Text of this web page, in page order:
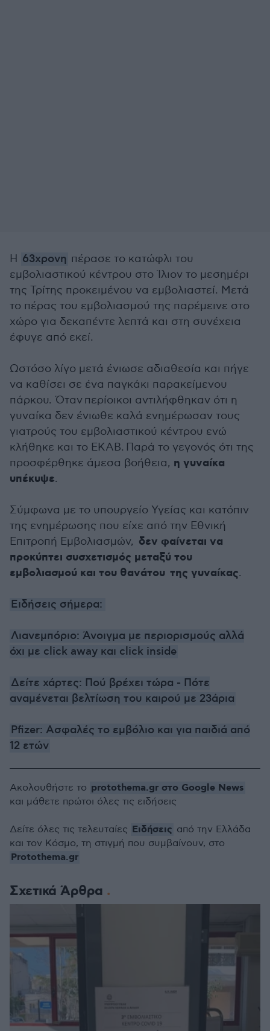
Η 63χρονη πέρασε το κατώφλι του
εμβολιαστικού κέντρου στο Ίλιον το μεσημέρι
της Τρίτης προκειμένου να εμβολιαστεί. Μετά
το πέρας του εμβολιασμού της παρέμεινε στο
χώρο για δεκαπέντε λεπτά και στη συνέχεια
έφυγε από εκεί.
Ωστόσο λίγο μετά ένιωσε αδιαθεσία και πήγε
να καθίσει σε ένα παγκάκι παρακείμενου
πάρκου. Όταν περίοικοι αντιλήφθηκαν ότι η
γυναίκα δεν ένιωθε καλά ενημέρωσαν τους
γιατρούς του εμβολιαστικού κέντρου ενώ
κλήθηκε και το ΕΚΑΒ. Παρά το γεγονός ότι της
προσφέρθηκε άμεσα βοήθεια, η γυναίκα
υπέκυψε.
Σύμφωνα με το υπουργείο Υγείας και κατόπιν
της ενημέρωσης που είχε από την Εθνική
Επιτροπή Εμβολιασμών, δεν φαίνεται να
προκύπτει συσχετισμός μεταξύ του
εμβολιασμού και του θανάτου της γυναίκας.
Ειδήσεις σήμερα:
Λιανεμπόριο: Άνοιγμα με περιορισμούς αλλά
όχι με click away και click inside
Δείτε χάρτες: Πού βρέχει τώρα - Πότε
αναμένεται βελτίωση του καιρού με 23άρια
Pfizer: Ασφαλές το εμβόλιο και για παιδιά από
12 ετών
Σχετικά Άρθρα
Ακολουθήστε το protothema.gr στο Google News
και μάθετε πρώτοι όλες τις ειδήσεις
Δείτε όλες τις τελευταίες Ειδήσεις από την Ελλάδα
και τον Κόσμο, τη στιγμή που συμβαίνουν, στο
Protothema.gr